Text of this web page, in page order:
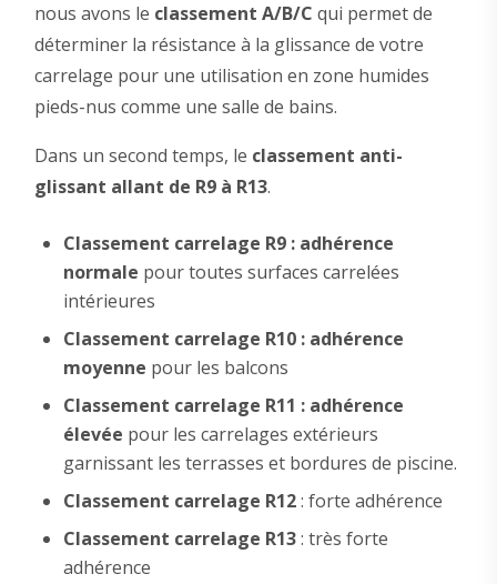
nous avons le classement A/B/C qui permet de
déterminer la résistance à la glissance de votre
carrelage pour une utilisation en zone humides
pieds-nus comme une salle de bains.
Dans un second temps, le classement anti-
glissant allant de R9 à R13.
Classement carrelage R9 : adhérence
normale pour toutes surfaces carrelées
intérieures
Classement carrelage R10 : adhérence
moyenne pour les balcons
Classement carrelage R11 : adhérence
élevée pour les carrelages extérieurs
garnissant les terrasses et bordures de piscine.
Classement carrelage R12: forte adhérence
Classement carrelage R13: très forte
adhérence